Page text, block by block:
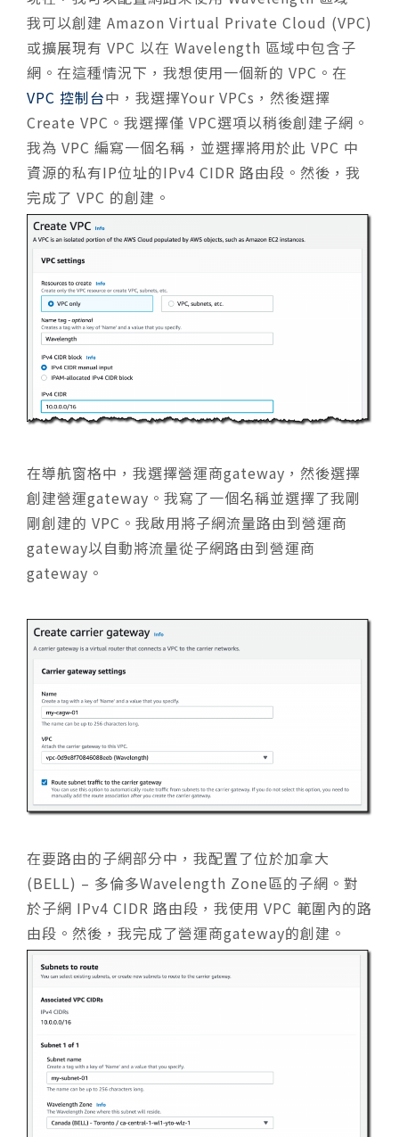
我可以創建 Amazon Virtual Private Cloud (VPC)
或擴展現有 VPC 以在 Wavelength 區域中包含子
網。在這種情況下，我想使用一個新的 VPC。在
VPC 控制台中，我選擇Your VPCs，然後選擇
Create VPC。我選擇僅 VPC選項以稍後創建子網。
我為 VPC 編寫一個名稱，並選擇將用於此 VPC 中
資源的私有IP位址的IPv4 CIDR 路由段。然後，我
完成了 VPC 的創建。
在導航窗格中，我選擇營運商gateway，然後選擇
創建營運gateway。我寫了一個名稱並選擇了我剛
剛創建的 VPC。我啟用將子網流量路由到營運商
gateway以自動將流量從子網路由到營運商
gateway。
在要路由的子網部分中，我配置了位於加拿大
(BELL) – 多倫多Wavelength Zone區的子網。對
於子網 IPv4 CIDR 路由段，我使用 VPC 範圍內的路
由段。然後，我完成了營運商gateway的創建。